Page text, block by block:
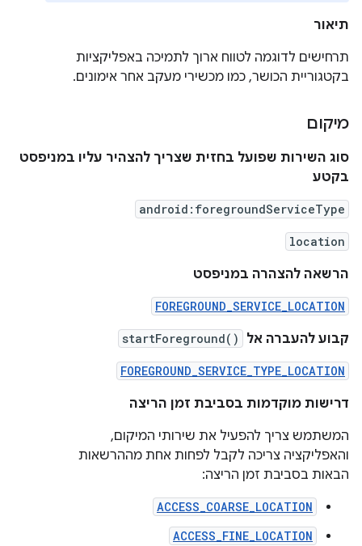
תיאור
תרחישים לדוגמה לטווח ארוך לתמיכה באפליקציות
בקטגוריית הכושר, כמו מכשירי מעקב אחר אימונים.
מיקום
סוג השירות שפועל בחזית שצריך להצהיר עליו במניפסט
בקטע
android:foregroundServiceType
location
הרשאה להצהרה במניפסט
FOREGROUND_SERVICE_LOCATION
קבוע להעברה אל startForeground()
FOREGROUND_SERVICE_TYPE_LOCATION
דרישות מוקדמות בסביבת זמן הריצה
המשתמש צריך להפעיל את שירותי המיקום,
והאפליקציה צריכה לקבל לפחות אחת מההרשאות
הבאות בסביבת זמן הריצה:
ACCESS_COARSE_LOCATION
ACCESS_FINE_LOCATION